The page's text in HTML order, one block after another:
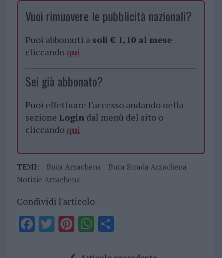
Vuoi rimuovere le pubblicità nazionali?
Puoi abbonarti a soli € 1,10 al mese
cliccando qui
Sei già abbonato?
Puoi effettuare l'accesso andando nella
sezione Logindal menù del sito o
cliccando qui
TEMI: Buca Arzachena
Buca Strada Arzachena
Notizie Arzachena
Condividi l'articolo
F T PiWS